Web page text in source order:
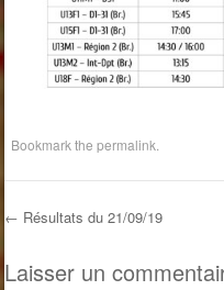
Bookmark thepermalink
Post
← Résultats du 21/09/19
Laisser un